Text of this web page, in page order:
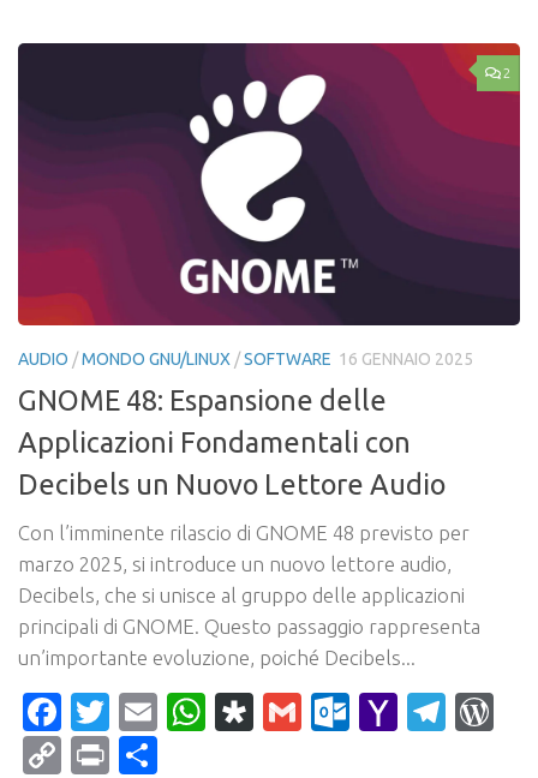
2
AUDIO /MONDO GNU/LINUX /SOFTWARE 16 GENNAIO 2025
GNOME 48: Espansione delle
Applicazioni Fondamentali con
Decibels un Nuovo Lettore Audio
Con l’imminente rilascio di GNOME 48 previsto per
marzo 2025, si introduce un nuovo lettore audio,
Decibels, che si unisce al gruppo delle applicazioni
principali di GNOME. Questo passaggio rappresenta
un’importante evoluzione, poiché Decibels...
Facebook
Twitter
EmailWhatsApp
Diaspora
Gmail Yahoo
CopyPrint